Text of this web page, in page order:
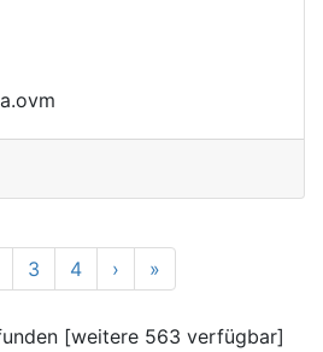
3 4 ›Vor »25
[weitere 563 verfügbar]